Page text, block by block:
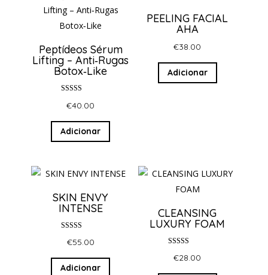
Peptídeos Sérum
Lifting – Anti‑Rugas
Botox‑Like
5.00
€40.00
Adicionar
PEELING FACIAL
AHA
€38.00
Adicionar
SKIN ENVY
INTENSE
5.00
€55.00
Adicionar
CLEANSING
LUXURY FOAM
5.00
€28.00